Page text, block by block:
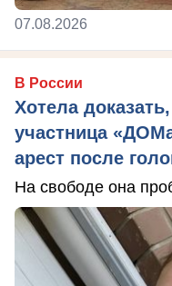
07.08.2026
В России
Хотела
участница
арест после
На свободе она